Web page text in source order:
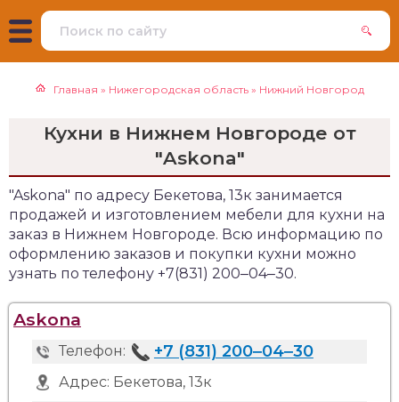
Главная » Нижегородская область » Нижний Новгород
Кухни в Нижнем Новгороде от
"Askona"
"Askona" по адресу Бекетова, 13к занимается
продажей и изготовлением мебели для кухни на
заказ в Нижнем Новгороде. Всю информацию по
оформлению заказов и покупки кухни можно
узнать по телефону +7(831) 200‒04‒30.
Askona
Телефон: +7 (831) 200‒04‒30
Адрес: Бекетова, 13к